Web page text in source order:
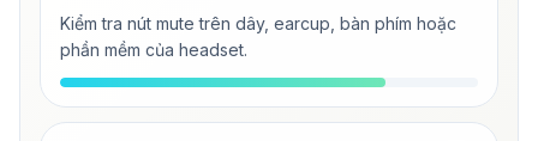
Kiểm tra nút mute trên dây, earcup, bàn phím hoặc
phần mềm của headset.